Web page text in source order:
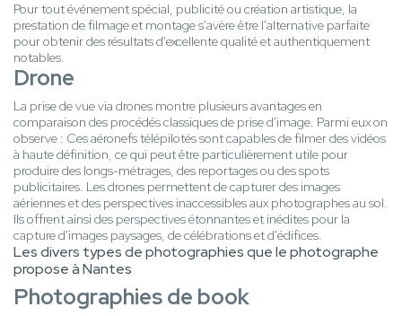
Pour tout événement spécial, publicité ou création artistique, la
prestation de filmage et montage s'avère être l'alternative parfaite
pour obtenir des résultats d'excellente qualité et authentiquement
notables.
Drone
La prise de vue via drones montre plusieurs avantages en
comparaison des procédés classiques de prise d'image. Parmi eux on
observe : Ces aéronefs télépilotés sont capables de filmer des vidéos
à haute définition, ce qui peut être particulièrement utile pour
produire des longs-métrages, des reportages ou des spots
publicitaires. Les drones permettent de capturer des images
aériennes et des perspectives inaccessibles aux photographes au sol.
Ils offrent ainsi des perspectives étonnantes et inédites pour la
capture d'images paysages, de célébrations et d'édifices.
Les divers types de photographies que le photographe
propose à Nantes
Photographies de book